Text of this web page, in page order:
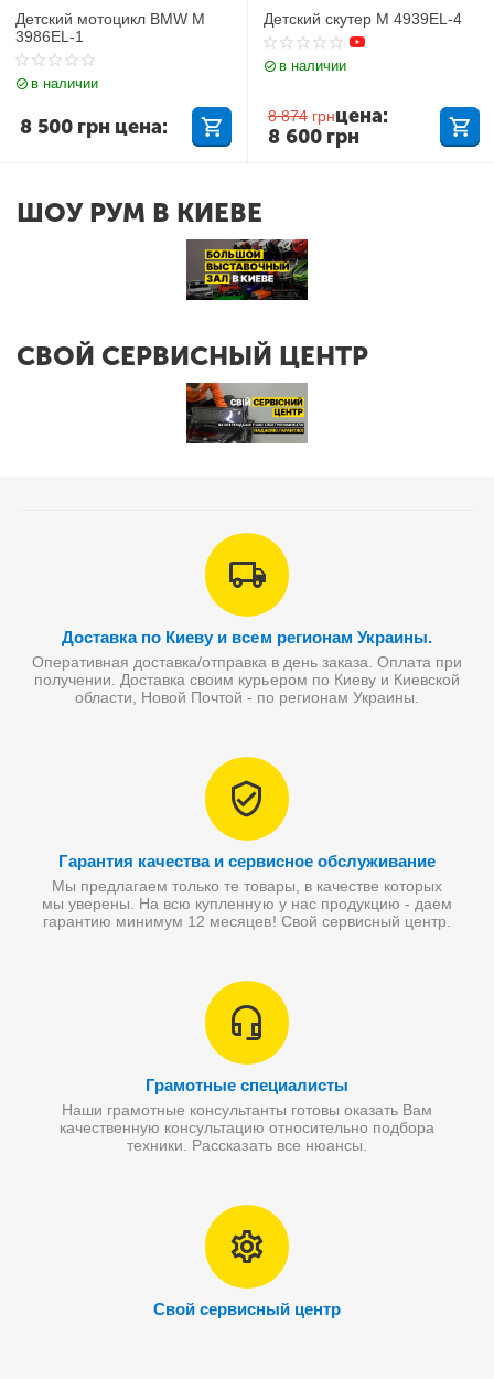
Детский мотоцикл BMW M
3986EL-1
в наличии
8 500 грн цена:
Детский скутер M 4939EL-4
в наличии
8 874 грн
8 600 грн
цена:
ШОУ РУМ В КИЕВЕ
СВОЙ СЕРВИСНЫЙ ЦЕНТР
Доставка по Киеву и всем регионам Украины.
Оперативная доставка/отправка в день заказа. Оплата при
получении. Доставка своим курьером по Киеву и Киевской
области, Новой Почтой - по регионам Украины.
Гарантия качества и сервисное обслуживание
Мы предлагаем только те товары, в качестве которых
мы уверены. На всю купленную у нас продукцию - даем
гарантию минимум 12 месяцев! Свой сервисный центр.
Грамотные специалисты
Наши грамотные консультанты готовы оказать Вам
качественную консультацию относительно подбора
техники. Рассказать все нюансы.
Свой сервисный центр